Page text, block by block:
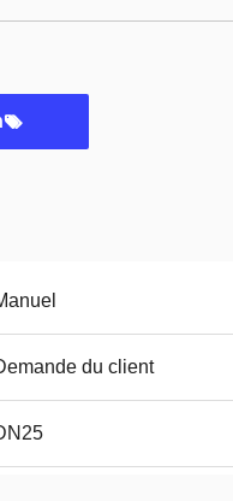
du client